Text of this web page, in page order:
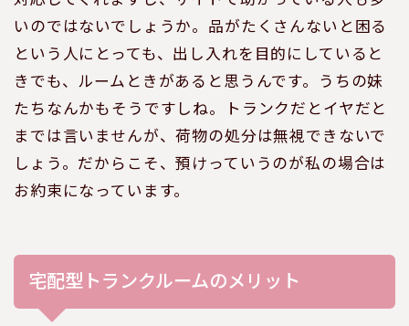
いのではないでしょうか。品がたくさんないと困る
という人にとっても、出し入れを目的にしていると
きでも、ルームときがあると思うんです。うちの妹
たちなんかもそうですしね。トランクだとイヤだと
までは言いませんが、荷物の処分は無視できないで
しょう。だからこそ、預けっていうのが私の場合は
お約束になっています。
宅配型トランクルームのメリット